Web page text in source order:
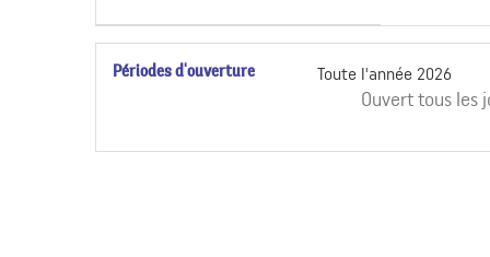
Périodes d'ouverture Toute l'année 2026
Ouverttous les